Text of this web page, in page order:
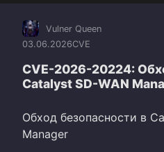
Vulner Queen
03.06.2026CVE
CVE-2026-20224:
Catalyst SD-WAN
Обход безопасности в
Manager